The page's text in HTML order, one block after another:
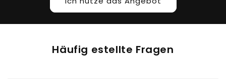
Häufig estellte Fragen